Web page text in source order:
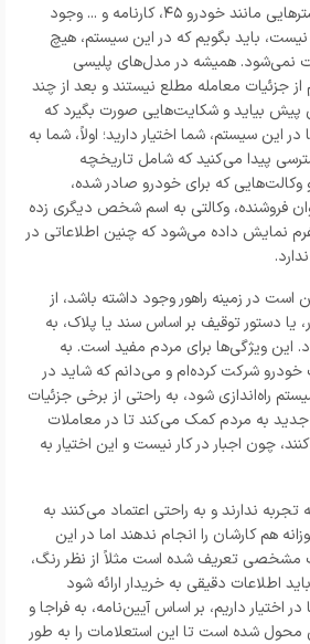
ساعدی: در حال حاضر، بسترهایی مانند خودرو ۴۵، کارنامه و ... وجود
نیست، باید بگویم که در این سیستم، هیچ
نمی‌شود. همیشه در مدل‌های پلیسی
جزئیات معامله مطلع نیستند و بعد از چند
بیاید و شکایت‌هایی صورت بگیرد که
این سیستم، شما اختیار دارید؛ اولاً، شما به
پیدا می‌کنید که شامل تاریخچه
و وکالت‌هایی که برای خودرو صادر شده،
فروشنده، وکالتی به اسم شخص دیگری زده
نمایش داده می‌شود که چنین اطلاعاتی در
در زمینه راهور وجود داشته باشد، از
یا دستور توقیف بر اساس سند یا پلاک، به
این ویژگی‌ها برای مردم مفید است. به
شرکت کرده‌ام و می‌دانم که شاید در
راه‌اندازی شود، به راحتی از برخی جزئیات
جدید به مردم کمک می‌کند تا در معاملات
چون اجبار در کار نیست و این اختیار به
ندارند و به راحتی اعتماد می‌کنند به
هم کارشان را انجام ندهند اما در این
مشخصی تعریف شده است مثلاً از نظر رنگ،
اطلاعات دقیقی به خریدار ارائه شود
اختیار داریم، بر اساس آیین‌نامه، به فراجا و
محول شده است تا این استعلامات را به طور